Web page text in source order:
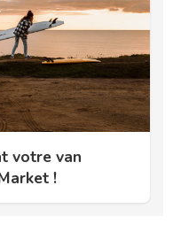
votre van
!